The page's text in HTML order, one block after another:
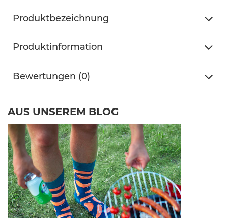
Produktbezeichnung
Produktinformation
Bewertungen (0)
AUS UNSEREM BLOG